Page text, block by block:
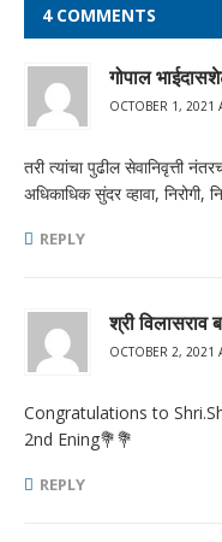
4 COMMENTS
गोपाल
OCTOBER 1, 2021
तरी त्यांचा पुढील सेवानिवृत्ती
अधिकाधिक सुंदर व्हावा, निरोगी,
REPLY
श्री विलासराव
OCTOBER 2, 2021
Congratulations to
2nd Ening💐💐
REPLY